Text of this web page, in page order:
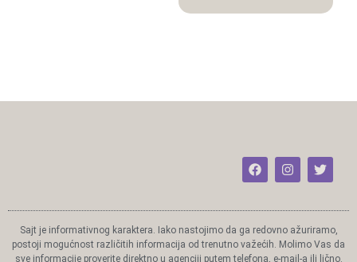
Sajt je informativnog karaktera. Iako nastojimo da ga redovno ažuriramo,
postoji mogućnost različitih informacija od trenutno važećih. Molimo Vas da
sve informacije proverite direktno u agenciji putem telefona, e-mail-a ili lično.